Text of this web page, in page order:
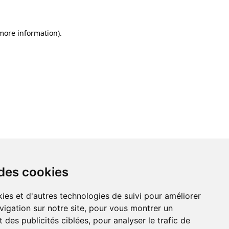
cookies
et d'autres technologies de suivi pour améliorer
sur notre site, pour vous montrer un
des publicités ciblées, pour analyser le trafic de
information).